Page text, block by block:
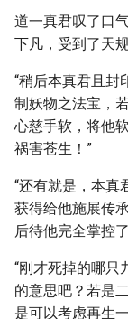
道一真君叹了口
下凡，受到了天
“稍后本真君且封
制妖物之法宝，
心慈手软，将他
祸害苍生！”
“还有就是，本真
获得给他施展传
后待他完全掌控
“刚才死掉的哪只
的意思吧？若是
是可以考虑再生一